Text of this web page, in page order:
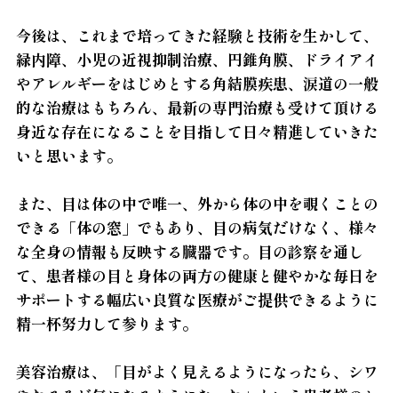
今後は、これまで培ってきた経験と技術を生かして、
緑内障、小児の近視抑制治療、円錐角膜、ドライアイ
やアレルギーをはじめとする角結膜疾患、涙道の一般
的な治療はもちろん、最新の専門治療も受けて頂ける
身近な存在になることを目指して日々精進していきた
いと思います。
また、目は体の中で唯一、外から体の中を覗くことの
できる「体の窓」でもあり、目の病気だけなく、様々
な全身の情報も反映する臓器です。目の診察を通し
て、患者様の目と身体の両方の健康と健やかな毎日を
サポートする幅広い良質な医療がご提供できるように
精一杯努力して参ります。
美容治療は、「目がよく見えるようになったら、シワ